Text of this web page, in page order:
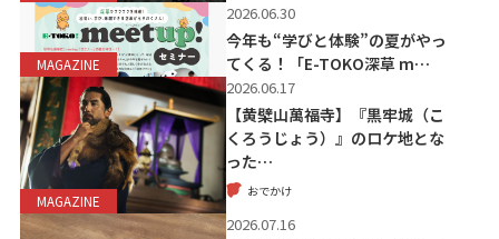
MAGAZINE
2026.06.30
今年も“学びと体験”の夏がやっ
てくる！「E-TOKO深草 m…
MAGAZINE
2026.06.17
【黄檗山萬福寺】『黒牢城（こ
くろうじょう）』のロケ地とな
った…
おでかけ
2026.07.16